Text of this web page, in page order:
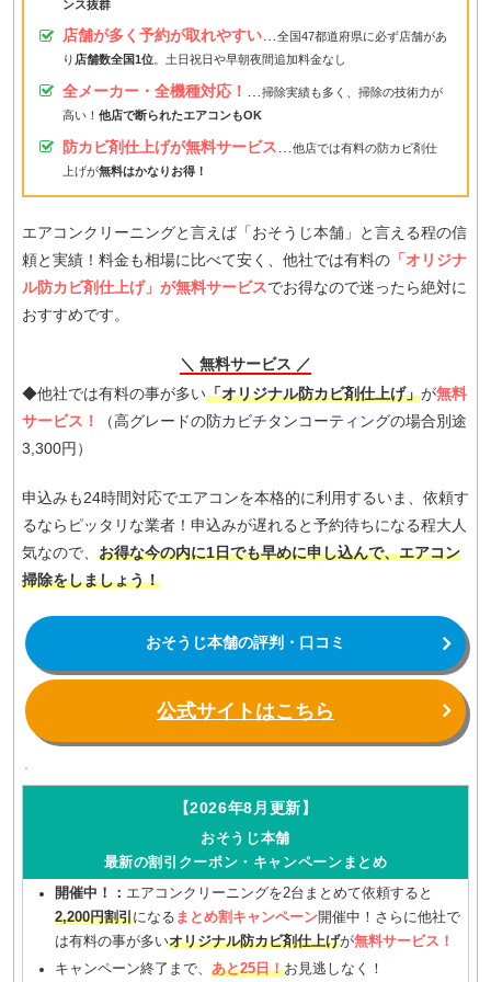
ンス抜群
店舗が多く予約が取れやすい…全国47都道府県に必ず店舗があ
り 店舗数全国1位。土日祝日や早朝夜間追加料金なし
全メーカー・全機種対応！
掃除実績も多く、掃除の技術力が
高い！ 他店で断られたエアコンもOK
防カビ剤仕上げが無料サービス
他店では有料の防カビ剤仕
上げが無料はかなりお得！
エアコンクリーニングと言えば「おそうじ本舗」と言える程の信
頼と実績！料金も相場に比べて安く、他社では有料の 「オリジナ
ル防カビ剤仕上げ」が無料サービスでお得なので迷ったら絶対に
おすすめです。
＼ 無料サービス ／
◆他社では有料の事が多い「オリジナル防カビ剤仕上げ」が無料
サービス！
（高グレードの防カビチタンコーティングの場合別途
3,300円）
申込みも24時間対応でエアコンを本格的に利用するいま、依頼す
るならピッタリな業者！申込みが遅れると予約待ちになる程大人
気なので、 お得な今の内に1日でも早めに申し込んで、エアコン
掃除をしましょう！
おそうじ本舗の評判・口コミ
公式サイトはこちら
【2026年8月更新】
おそうじ本舗
最新の割引クーポン・キャンペーンまとめ
開催中！： エアコンクリーニングを2台まとめて依頼すると
2,200円割引になる まとめ割キャンペーン開催中！さらに他社で
は有料の事が多いオリジナル防カビ剤仕上げが無料サービス！
キャンペーン終了まで、 あと25日！お見逃しなく！